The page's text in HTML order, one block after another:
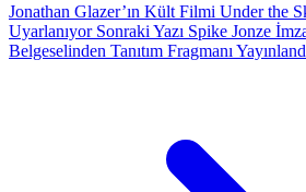
Jonathan Glazer’ın Kült Filmi Under the
Uyarlanıyor Sonraki Yazı Spike Jonze
Belgeselinden Tanıtım Fragmanı